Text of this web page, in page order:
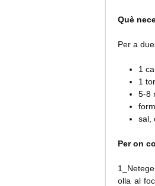
Què
Per a
1
1
5-8
sal,
Per on
olla al